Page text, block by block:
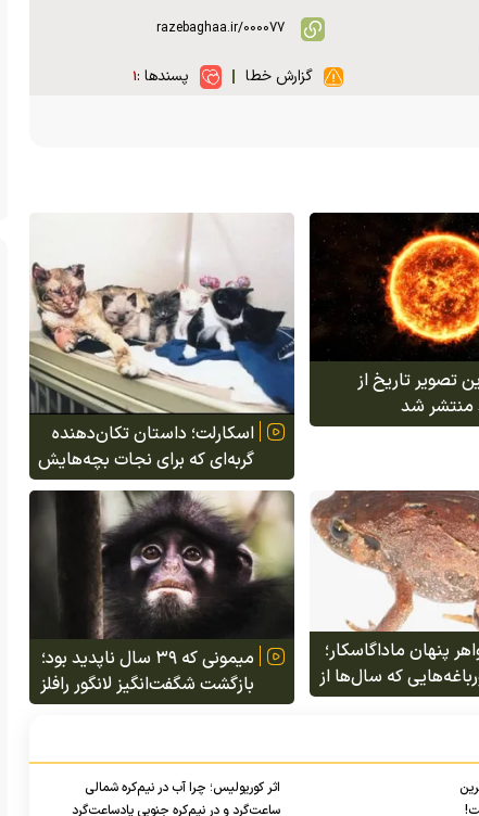
گزارش خطا پسندها :۱
تصویر تاریخ از
منتشر شد
اسکارلت؛ داستان تکان‌دهنده
گربه‌ای که برای نجات بچه‌هایش
چند به دل آتش رفت و همه
بچه‌هایش را نجات داد
پنهان ماداگاسکار؛
که سال‌ها از
دور مانده
میمونی که ۳۹ سال ناپدید بود؛
بازگشت شگفت‌انگیز لانگور رافلز
به جنگل‌های سنگاپور
اثر کوریولیس؛ چرا آب در نیم‌کره شمالی
ساعت‌گرد و در نیم‌کره جنوبی پادساعت‌گرد